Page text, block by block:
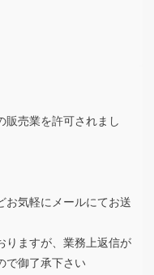
販売業を許可されまし
お気軽にメールにてお送
りますが、業務上返信が
で御了承下さい